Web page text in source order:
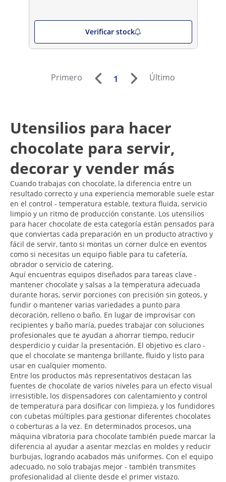
Verificar stock
Primero 1 Último
Utensilios para hacer
chocolate para servir,
decorar y vender más
Cuando trabajas con chocolate, la diferencia entre un
resultado correcto y una experiencia memorable suele estar
en el control - temperatura estable, textura fluida, servicio
limpio y un ritmo de producción constante. Los utensilios
para hacer chocolate de esta categoría están pensados para
que conviertas cada preparación en un producto atractivo y
fácil de servir, tanto si montas un corner dulce en eventos
como si necesitas un equipo fiable para tu cafetería,
obrador o servicio de catering.
Aquí encuentras equipos diseñados para tareas clave -
mantener chocolate y salsas a la temperatura adecuada
durante horas, servir porciones con precisión sin goteos, y
fundir o mantener varias variedades a punto para
decoración, relleno o baño. En lugar de improvisar con
recipientes y baño maría, puedes trabajar con soluciones
profesionales que te ayudan a ahorrar tiempo, reducir
desperdicio y cuidar la presentación. El objetivo es claro -
que el chocolate se mantenga brillante, fluido y listo para
usar en cualquier momento.
Entre los productos más representativos destacan las
fuentes de chocolate de varios niveles para un efecto visual
irresistible, los dispensadores con calentamiento y control
de temperatura para dosificar con limpieza, y los fundidores
con cubetas múltiples para gestionar diferentes chocolates
o coberturas a la vez. En determinados procesos, una
máquina vibratoria para chocolate también puede marcar la
diferencia al ayudar a asentar mezclas en moldes y reducir
burbujas, logrando acabados más uniformes. Con el equipo
adecuado, no solo trabajas mejor - también transmites
profesionalidad al cliente desde el primer vistazo.